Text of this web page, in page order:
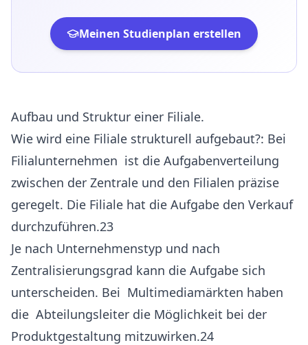
Meinen Studienplan erstellen
Aufbau und Struktur einer Filiale.
Wie wird eine Filiale strukturell aufgebaut?: Bei
Filialunternehmen ist die Aufgabenverteilung
zwischen der Zentrale und den Filialen präzise
geregelt. Die Filiale hat die Aufgabe den Verkauf
durchzuführen.23
Je nach Unternehmenstyp und nach
Zentralisierungsgrad kann die Aufgabe sich
unterscheiden. Bei Multimediamärkten haben
die Abteilungsleiter die Möglichkeit bei der
Produktgestaltung mitzuwirken.24